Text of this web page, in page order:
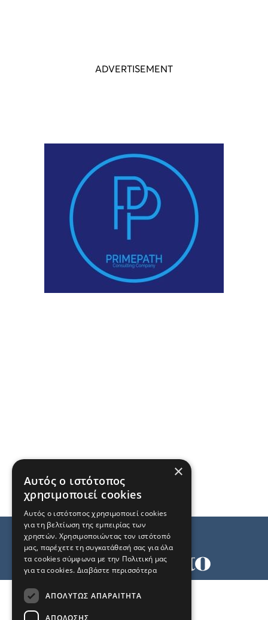
×
Αυτός ο ιστότοπος
χρησιμοποιεί cookies
Αυτός ο ιστότοπος χρησιμοποιεί cookies
για τη βελτίωση της εμπειρίας των
χρηστών. Χρησιμοποιώντας τον ιστότοπό
μας, παρέχετε τη συγκατάθεσή σας για όλα
τα cookies σύμφωνα με την Πολιτική μας
για τα cookies. Διαβάστε περισσότερα
ΑΠΟΛΎΤΩΣ ΑΠΑΡΑΊΤΗΤΑ
ΑΠΌΔΟΣΗΣ